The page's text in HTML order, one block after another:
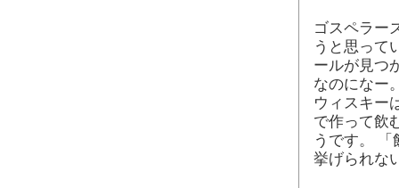
ゴスペラー
うと思って
ールが見つ
なのになー
ウィスキー
で作って飲
うです。
挙げられな